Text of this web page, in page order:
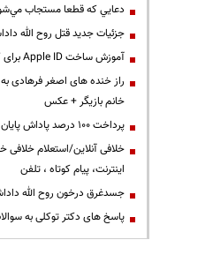
دعايي كه قطعا مستجاب
جزئیات جدید قتل روح الله
آموزش ساخت Apple ID برای کاربران ایرانی
راز خنده های اصغر فرهادی
خانم بازیگر + عکس
پرداخت ۱۰۰ درصد پاداش پایان خدمت فرهنگیان
خلافی آنلاین/استعلام خلافی
اینترنت، پیام کوتاه ، تلفن
جسدغرق درخون روح الله
پاسخ های دکتر توکلی به